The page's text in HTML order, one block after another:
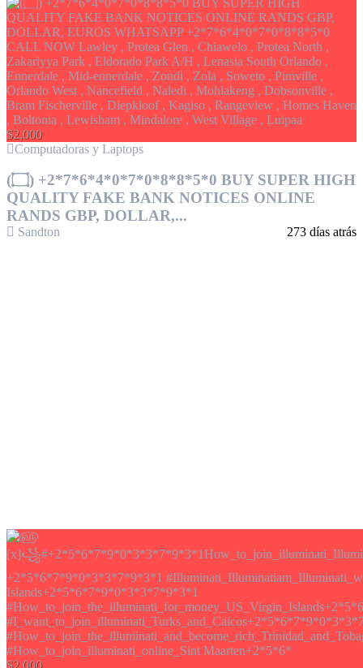
$2,000
Computadoras y Laptops
(۝) +2*7*6*4*0*7*0*8*8*5*0 BUY SUPER HIGH
QUALITY FAKE BANK NOTICES ONLINE
RANDS GBP, DOLLAR,...
Sandton 273 días atrás